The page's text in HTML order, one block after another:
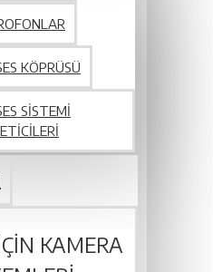
KÖPRÜSÜ
SISTEMI
KAMERA